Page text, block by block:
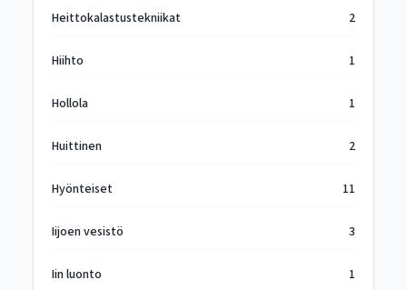
Heittokalastustekniikat 2
Hiihto 1
Hollola 1
Huittinen 2
Hyönteiset 11
Iijoen vesistö 3
Iin luonto 1